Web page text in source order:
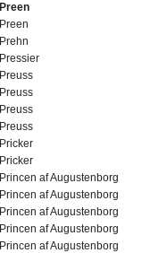
Preen
Preen
Prehn
Pressier
Preuss
Preuss
Preuss
Preuss
Pricker
Pricker
Princen af Augustenborg
Princen af Augustenborg
Princen af Augustenborg
Princen af Augustenborg
Princen af Augustenborg